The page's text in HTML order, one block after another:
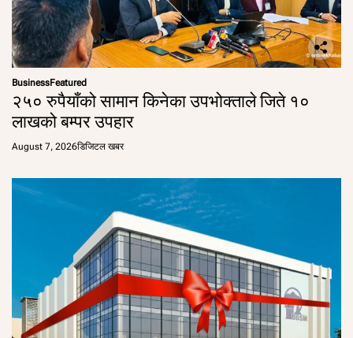
BusinessFeatured
२५० रुपैयाँको सामान किनेका उपभोक्ताले जिते १०
लाखको बम्पर उपहार
August 7, 2026डिजिटल खबर